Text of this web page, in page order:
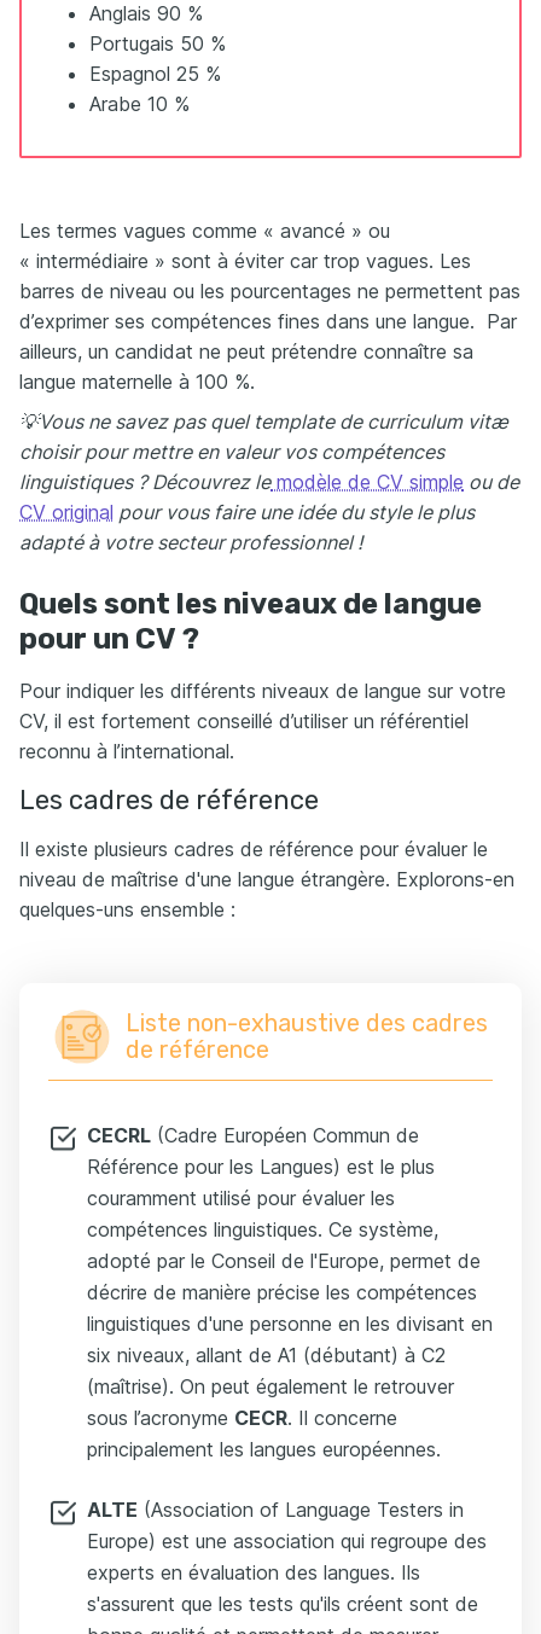
Anglais 90 %
Portugais 50 %
Espagnol 25 %
Arabe 10 %
Les termes vagues comme « avancé » ou
« intermédiaire » sont à éviter car trop vagues. Les
barres de niveau ou les pourcentages ne permettent pas
d’exprimer ses compétences fines dans une langue. Par
ailleurs, un candidat ne peut prétendre connaître sa
langue maternelle à 100 %.
💡Vous ne savez pas quel template de curriculum vitæ
choisir pour mettre en valeur vos compétences
linguistiques ? Découvrez lemodèle de CV simple ou de
CV original pour vous faire une idée du style le plus
adapté à votre secteur professionnel !
Quels sont les niveaux de langue
pour un CV ?
Pour indiquer les différents niveaux de langue sur votre
CV, il est fortement conseillé d’utiliser un référentiel
reconnu à l’international.
Les cadres de référence
Il existe plusieurs cadres de référence pour évaluer le
niveau de maîtrise d'une langue étrangère. Explorons-en
quelques-uns ensemble :
Liste non-exhaustive des cadres
de référence
CECRL (Cadre Européen Commun de
Référence pour les Langues) est le plus
couramment utilisé pour évaluer les
compétences linguistiques. Ce système,
adopté par le Conseil de l'Europe, permet de
décrire de manière précise les compétences
linguistiques d'une personne en les divisant en
six niveaux, allant de A1 (débutant) à C2
(maîtrise). On peut également le retrouver
sous l’acronyme CECR. Il concerne
principalement les langues européennes.
ALTE (Association of Language Testers in
Europe) est une association qui regroupe des
experts en évaluation des langues. Ils
s'assurent que les tests qu'ils créent sont de